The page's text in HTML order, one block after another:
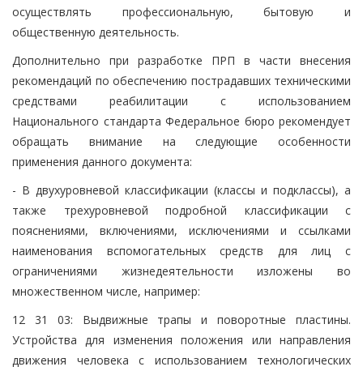
осуществлять профессиональную, бытовую и
общественную деятельность.
Дополнительно при разработке ПРП в части внесения
рекомендаций по обеспечению пострадавших техническими
средствами реабилитации с использованием
Национального стандарта Федеральное бюро рекомендует
обращать внимание на следующие особенности
применения данного документа:
- В двухуровневой классификации (классы и подклассы), а
также трехуровневой подробной классификации с
пояснениями, включениями, исключениями и ссылками
наименования вспомогательных средств для лиц с
ограничениями жизнедеятельности изложены во
множественном числе, например:
12 31 03: Выдвижные трапы и поворотные пластины.
Устройства для изменения положения или направления
движения человека с использованием технологических